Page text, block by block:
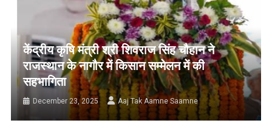
केंद्रीय कृषि मंत्री श्री शिवराज सिंह चौहान ने
राजस्थान के नागौर में किसान सम्मेलन में की
सहभागिता
December 23, 2025 Aaj Tak Aamne Saamne